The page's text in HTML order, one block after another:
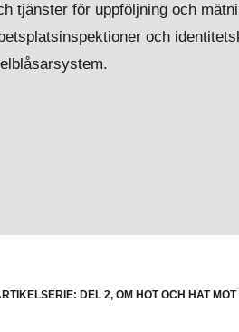
tjänster för uppföljning och
och
DEL 2, OM HOT OCH HAT